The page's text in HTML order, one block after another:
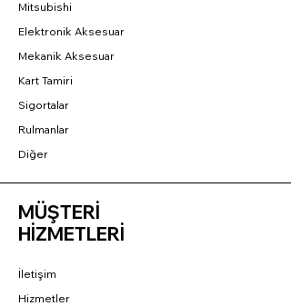
Mitsubishi
Elektronik Aksesuar
Mekanik Aksesuar
Kart Tamiri
Sigortalar
Rulmanlar
Diğer
MÜŞTERİ
HİZMETLERİ
İletişim
Hizmetler